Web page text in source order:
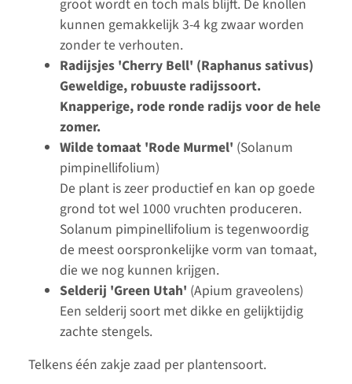
groot wordt en toch mals blijft. De knollen
kunnen gemakkelijk 3-4 kg zwaar worden
zonder te verhouten.
Radijsjes 'Cherry Bell' (Raphanus sativus)
Geweldige, robuuste radijssoort.
Knapperige, rode ronde radijs voor de hele
zomer.
Wilde tomaat 'Rode Murmel' (Solanum
pimpinellifolium)
De plant is zeer productief en kan op goede
grond tot wel 1000 vruchten produceren.
Solanum pimpinellifolium is tegenwoordig
de meest oorspronkelijke vorm van tomaat,
die we nog kunnen krijgen.
Selderij 'Green Utah' (Apium graveolens)
Een selderij soort met dikke en gelijktijdig
zachte stengels.
Telkens één zakje zaad per plantensoort.